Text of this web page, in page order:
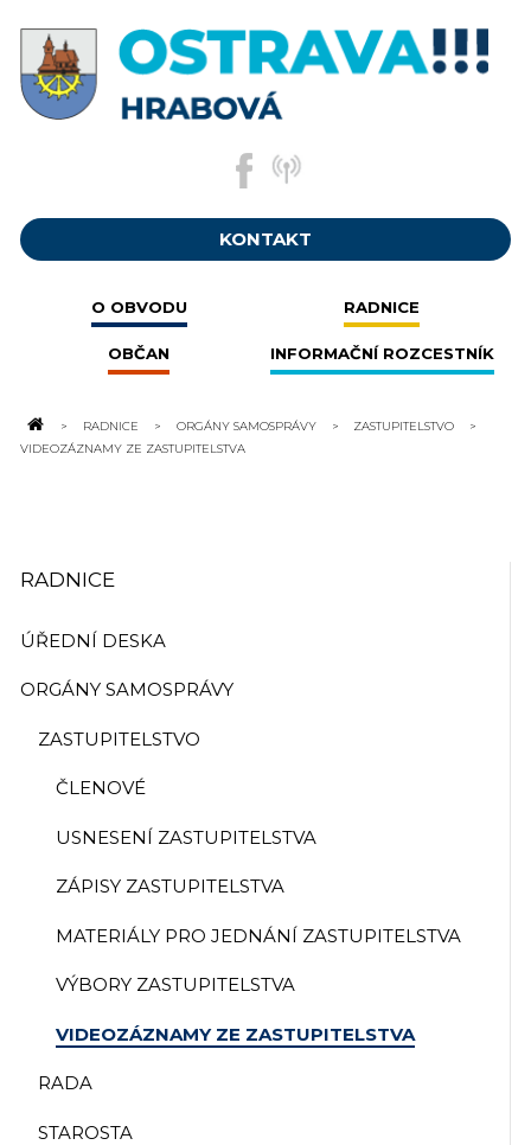
KONTAKT
O OBVODU RADNICE
OBČAN INFORMAČNÍ ROZCESTNÍK
RADNICE ORGÁNY SAMOSPRÁVY
ZASTUPITELSTVO
VIDEOZÁZNAMY ZE ZASTUPITELSTVA
RADNICE
ÚŘEDNÍ DESKA
ORGÁNY SAMOSPRÁVY
ZASTUPITELSTVO
ČLENOVÉ
USNESENÍ ZASTUPITELSTVA
ZÁPISY ZASTUPITELSTVA
MATERIÁLY PRO JEDNÁNÍ ZASTUPITELSTVA
VÝBORY ZASTUPITELSTVA
VIDEOZÁZNAMY ZE ZASTUPITELSTVA
RADA
STAROSTA